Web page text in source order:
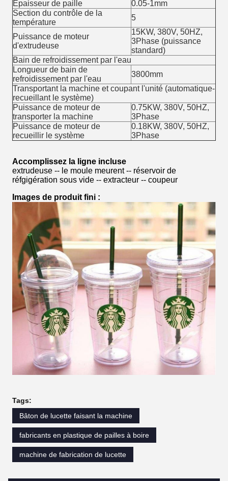
Épaisseur de paille
0.05-1mm
Section du contrôle de la
température
5
Puissance de moteur
d'extrudeuse
15KW, 380V, 50HZ,
3Phase (puissance
standard)
Bain de refroidissement par l'eau
Longueur de bain de
refroidissement par l'eau
3800mm
Transportant la machine et coupant l'unité (automatique-
recueillant le système)
Puissance de moteur de
transporter la machine
0.75KW, 380V, 50HZ,
3Phase
Puissance de moteur de
recueillir le système
0.18KW, 380V, 50HZ,
3Phase
Accomplissez la ligne incluse
extrudeuse -- le moule meurent -- réservoir de
réfgigération sous vide -- extracteur -- coupeur
Images de produit fini :
Tags:
Bâton de lucette faisant la machine
fabricants en plastique de pailles à boire
machine de fabrication de lucette